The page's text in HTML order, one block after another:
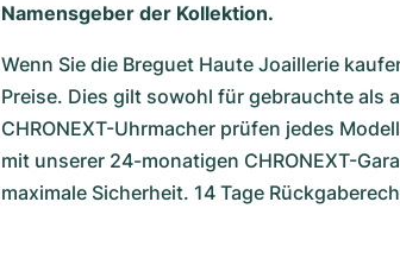
Namensgeber der Kollektion.
Wenn Sie die Breguet Haute Joaillerie
Preise. Dies gilt sowohl für gebrauchte als
CHRONEXT-Uhrmacher prüfen jedes
mit unserer 24-monatigen CHRONEXT-
maximale Sicherheit. 14 Tage